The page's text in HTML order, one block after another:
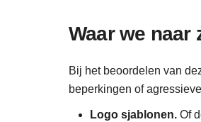
Waar we naar
Bij het beoordelen van
beperkingen of
Logo sjablonen. Of